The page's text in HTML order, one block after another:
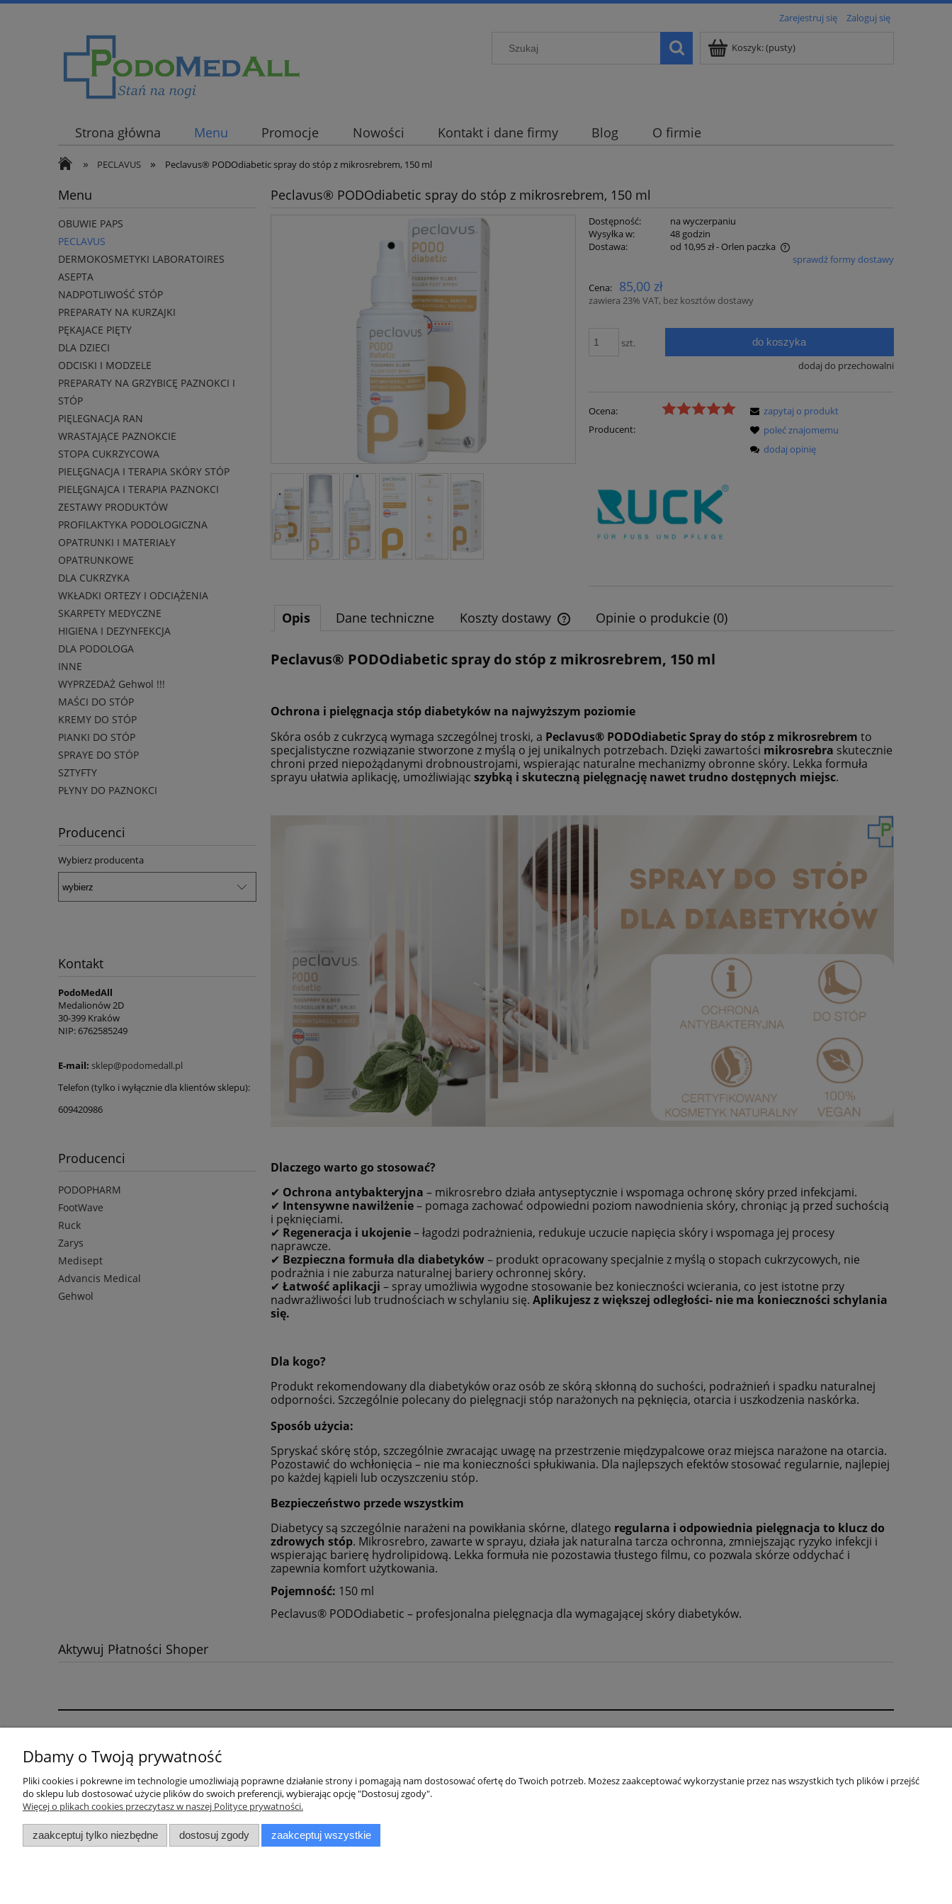
Zarejestruj się Zaloguj się
Koszyk:(pusty)
Strona główna Menu Promocje Nowości Kontakt i dane firmy Blog O firmie
» PECLAVUS » Peclavus® PODOdiabetic spray do stóp z mikrosrebrem, 150 ml
Menu
OBUWIE PAPS
PECLAVUS
DERMOKOSMETYKI LABORATOIRES
ASEPTA
NADPOTLIWOŚĆ STÓP
PREPARATY NA KURZAJKI
PĘKAJACE PIĘTY
DLA DZIECI
ODCISKI I MODZELE
PREPARATY NA GRZYBICĘ PAZNOKCI I
STÓP
PIĘLEGNACJA RAN
WRASTAJĄCE PAZNOKCIE
STOPA CUKRZYCOWA
PIELĘGNACJA I TERAPIA SKÓRY STÓP
PIELĘGNAJCA I TERAPIA PAZNOKCI
ZESTAWY PRODUKTÓW
PROFILAKTYKA PODOLOGICZNA
OPATRUNKI I MATERIAŁY
OPATRUNKOWE
DLA CUKRZYKA
WKŁADKI ORTEZY I ODCIĄŻENIA
SKARPETY MEDYCZNE
HIGIENA I DEZYNFEKCJA
DLA PODOLOGA
INNE
WYPRZEDAŻ Gehwol !!!
MAŚCI DO STÓP
KREMY DO STÓP
PIANKI DO STÓP
SPRAYE DO STÓP
SZTYFTY
PŁYNY DO PAZNOKCI
Producenci
Wybierz producenta
Kontakt
PodoMedAll
Medalionów 2D
30-399 Kraków
NIP: 6762585249
E-mail: sklep@podomedall.pl
Telefon (tylko i wyłącznie dla klientów sklepu):
609420986
Producenci
PODOPHARM
FootWave
Ruck
Zarys
Medisept
Advancis Medical
Gehwol
Peclavus® PODOdiabetic spray do stóp z mikrosrebrem, 150 ml
Dostępność:
na wyczerpaniu
Wysyłka w:
48 godzin
Dostawa:
od 10,95 zł- Orlen paczka
płatności
sprawdź formy dostawy
Cena: 85,00 zł
zawiera 23% VAT, bez kosztów dostawy
szt. do koszyka
dodaj do przechowalni
Ocena:
Producent:
zapytaj o produkt
poleć znajomemu
dodaj opinię
Opis Dane techniczne Koszty dostawy
Cena nie zawiera ewentualnych kosztów
płatności
Opinie o produkcie (0)
Peclavus® PODOdiabetic spray do stóp z mikrosrebrem, 150 ml
Ochrona i pielęgnacja stóp diabetyków na najwyższym poziomie
Skóra osób z cukrzycą wymaga szczególnej troski, a Peclavus® PODOdiabetic Spray do stóp z mikrosrebrem to
specjalistyczne rozwiązanie stworzone z myślą o jej unikalnych potrzebach. Dzięki zawartości mikrosrebra skutecznie
chroni przed niepożądanymi drobnoustrojami, wspierając naturalne mechanizmy obronne skóry. Lekka formuła
sprayu ułatwia aplikację, umożliwiając szybką i skuteczną pielęgnację nawet trudno dostępnych miejsc.
Dlaczego warto go stosować?
✔ Ochrona antybakteryjna – mikrosrebro działa antyseptycznie i wspomaga ochronę skóry przed infekcjami.
✔ Intensywne nawilżenie– pomaga zachować odpowiedni poziom nawodnienia skóry, chroniąc ją przed suchością
i pęknięciami.
✔ Regeneracja i ukojenie– łagodzi podrażnienia, redukuje uczucie napięcia skóry i wspomaga jej procesy
naprawcze.
✔ Bezpieczna formuła dla diabetyków– produkt opracowany specjalnie z myślą o stopach cukrzycowych, nie
podrażnia i nie zaburza naturalnej bariery ochronnej skóry.
✔ Łatwość aplikacji – spray umożliwia wygodne stosowanie bez konieczności wcierania, co jest istotne przy
nadwrażliwości lub trudnościach w schylaniu się. Aplikujesz z większej odległości- nie ma konieczności schylania
się.
Dla kogo?
Produkt rekomendowany dla diabetyków oraz osób ze skórą skłonną do suchości, podrażnień i spadku naturalnej
odporności. Szczególnie polecany do pielęgnacji stóp narażonych na pęknięcia, otarcia i uszkodzenia naskórka.
Sposób użycia:
Spryskać skórę stóp, szczególnie zwracając uwagę na przestrzenie międzypalcowe oraz miejsca narażone na otarcia.
Pozostawić do wchłonięcia – nie ma konieczności spłukiwania. Dla najlepszych efektów stosować regularnie, najlepiej
po każdej kąpieli lub oczyszczeniu stóp.
Bezpieczeństwo przede wszystkim
Diabetycy są szczególnie narażeni na powikłania skórne, dlatego regularna i odpowiednia pielęgnacja to klucz do
zdrowych stóp. Mikrosrebro, zawarte w sprayu, działa jak naturalna tarcza ochronna, zmniejszając ryzyko infekcji i
wspierając barierę hydrolipidową. Lekka formuła nie pozostawia tłustego filmu, co pozwala skórze oddychać i
zapewnia komfort użytkowania.
Pojemność: 150 ml
Peclavus® PODOdiabetic – profesjonalna pielęgnacja dla wymagającej skóry diabetyków.
Aktywuj Płatności Shoper
Jak kupować?
Promocje i Kody Rabatowe
Ustawienia konta
Przechowalnia
Czas i koszty dostawy
Promocje i Kody Rabatowe
O firmie
Dbamy o Twoją prywatność
Pliki cookies i pokrewne im technologie umożliwiają poprawne działanie strony i pomagają nam dostosować ofertę do Twoich potrzeb. Możesz zaakceptować wykorzystanie przez nas wszystkich tych plików i przejść
do sklepu lub dostosować użycie plików do swoich preferencji, wybierając opcję "Dostosuj zgody".
Więcej o plikach cookies przeczytasz w naszej Polityce prywatności.
zaakceptuj tylko niezbędne dostosuj zgody zaakceptuj wszystkie